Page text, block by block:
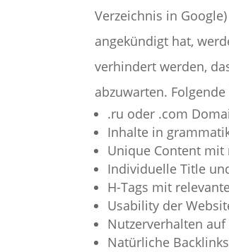
Verzeichnis in
angekündigt hat,
verhindert werden,
abzuwarten.
.ru oder .com
Inhalte in
Unique Content mit
Individuelle Title
H-Tags mit
Usability der
Nutzerverhalten
Natürliche